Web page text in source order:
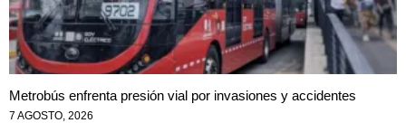
Metrobús enfrenta presión vial por invasiones y accidentes
7 AGOSTO, 2026